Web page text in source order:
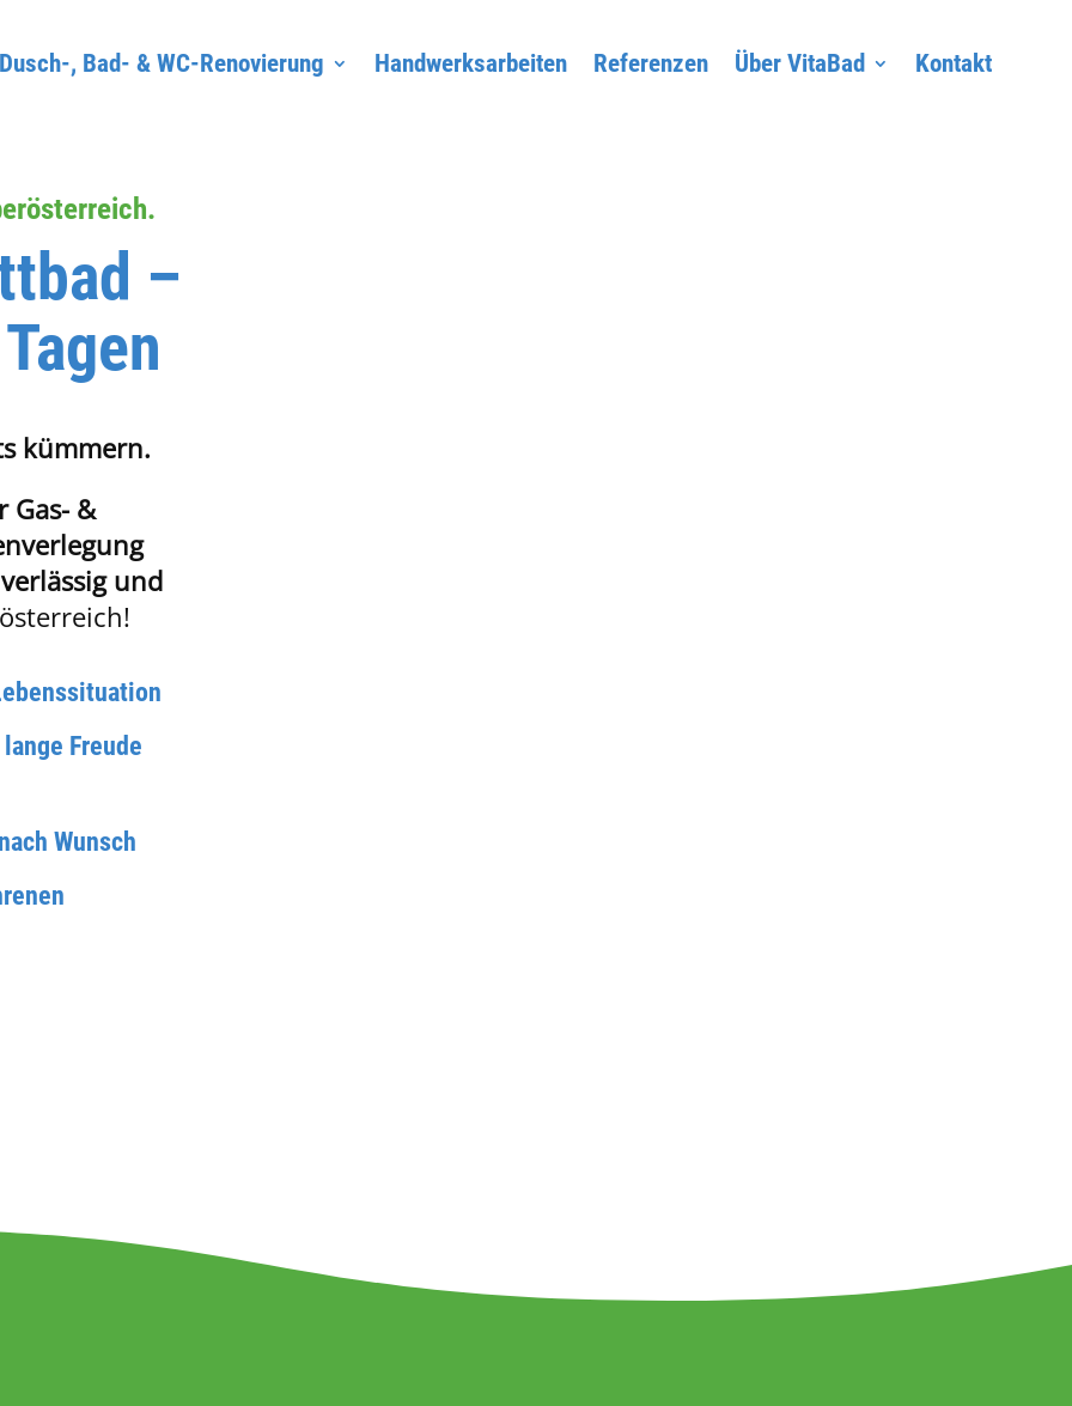
, Bad- & WC-Renovierung Handwerksarbeiten Referenzen Über VitaBad Kontakt
–
kümmern.
Gas- &
und
Freude
Wunsch